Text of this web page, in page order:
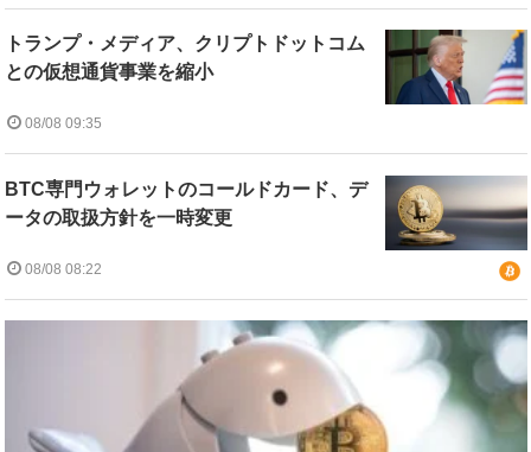
トランプ・メディア、クリプトドットコム
との仮想通貨事業を縮小
08/08 09:35
BTC専門ウォレットのコールドカード、デ
ータの取扱方針を一時変更
08/08 08:22